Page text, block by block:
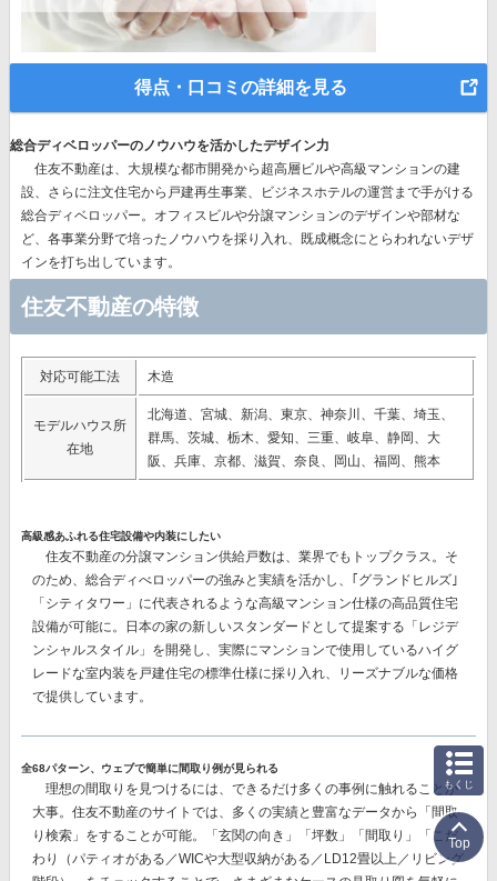
得点・口コミの詳細を見る
総合ディベロッパーのノウハウを活かしたデザイン力
住友不動産は、 大規模な都市開発から超高層ビルや高級マンションの建
設、さらに注文住宅から戸建再生事業、ビジネスホテルの運営まで手がける
総合ディベロッパー。 オフィスビルや分譲マンションのデザインや部材な
ど、各事業分野で培ったノウハウを採り入れ、既成概念にとらわれないデザ
インを打ち出しています。
住友不動産の特徴
対応可能工法 木造
モデルハウス所
在地
北海道、宮城、新潟、東京、神奈川、千葉、埼玉、
群馬、茨城、栃木、愛知、三重、岐阜、静岡、大
阪、兵庫、京都、滋賀、奈良、岡山、福岡、熊本
高級感あふれる住宅設備や内装にしたい
住友不動産の分譲マンション供給戸数は、業界でもトップクラス。そ
のため、総合ディべロッパーの強みと実績を活かし、｢グランドヒルズ｣
「シティタワー」に代表されるような高級マンション仕様の高品質住宅
設備が可能に。日本の家の新しいスタンダードとして提案する「レジデ
ンシャルスタイル」を開発し、実際にマンションで使用しているハイグ
レードな室内装を戸建住宅の標準仕様に採り入れ、リーズナブルな価格
で提供しています。
全68パターン、ウェブで簡単に間取り例が見られる
理想の間取りを見つけるには、できるだけ多くの事例に触れることが
大事。住友不動産のサイトでは、多くの実績と豊富なデータから
「間取
り検索」 をすることが可能。「玄関の向き」「坪数」「間取り」「こだ
わり（パティオがある／WICや大型収納がある／LD12畳以上／リビング
もくじ
Top